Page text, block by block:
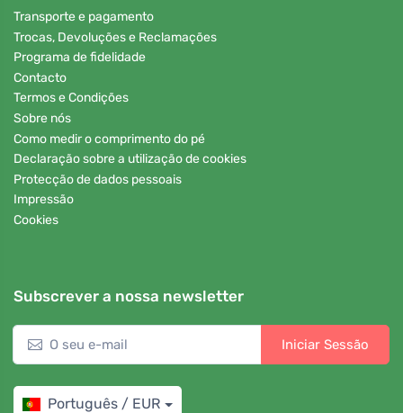
Transporte e pagamento
Trocas, Devoluções e Reclamações
Programa de fidelidade
Contacto
Termos e Condições
Sobre nós
Como medir o comprimento do pé
Declaração sobre a utilização de cookies
Protecção de dados pessoais
Impressão
Cookies
Subscrever a nossa newsletter
Iniciar Sessão
Português / EUR